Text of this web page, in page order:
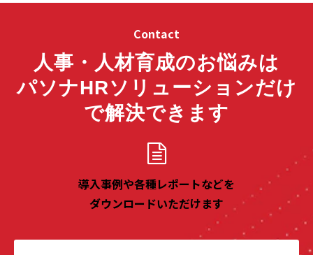
Contact
人事・人材育成のお悩みは
パソナHRソリューションだけ
で解決できます
導入事例や各種レポートなどを
ダウンロードいただけます